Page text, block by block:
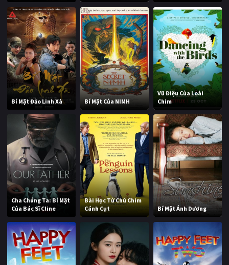
Bí Mật Đảo Linh Xà Bí Mật Của NIMH
Vũ Điệu Của Loài
Chim
Cha Chúng Ta: Bí Mật
Của Bác Sĩ Cline
Bài Học Từ Chú Chim
Cánh Cụt
Bí Mật Ánh Dương